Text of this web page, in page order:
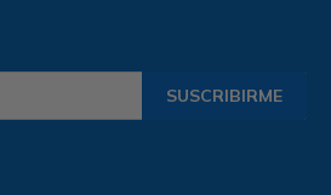
SUSCRIBIRME